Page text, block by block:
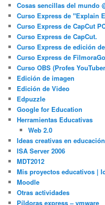
Cosas sencillas del mundo
Curso Express de "Explain
Curso Express de CapCut
Curso Express de CapCut.
Curso Express de edición
Curso Express de FilmoraGo
Curso OBS (Profes
Edición de imagen
Edición de Video
Edpuzzle
Google for Education
Herramientas Educativas
Web 2.0
Ideas creativas en
ISA Server 2006
MDT2012
Mis proyectos educativos |
Moodle
Otras actividades
Píldoras express – vmware